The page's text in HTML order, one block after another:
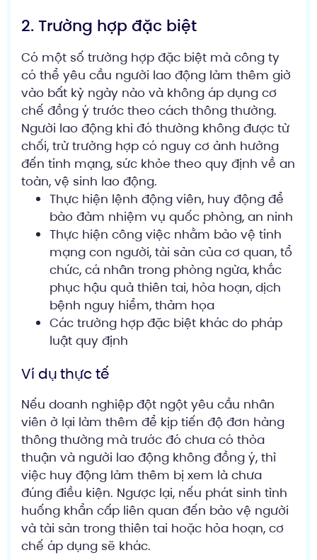
2. Trường hợp đặc biệt
Có một số trường hợp đặc biệt mà công ty
có thể yêu cầu người lao động làm thêm giờ
vào bất kỳ ngày nào và không áp dụng cơ
chế đồng ý trước theo cách thông thường.
Người lao động khi đó thường không được từ
chối, trừ trường hợp có nguy cơ ảnh hưởng
đến tính mạng, sức khỏe theo quy định về an
toàn, vệ sinh lao động.
Thực hiện lệnh động viên, huy động để
bảo đảm nhiệm vụ quốc phòng, an ninh
Thực hiện công việc nhằm bảo vệ tính
mạng con người, tài sản của cơ quan, tổ
chức, cá nhân trong phòng ngừa, khắc
phục hậu quả thiên tai, hỏa hoạn, dịch
bệnh nguy hiểm, thảm họa
Các trường hợp đặc biệt khác do pháp
luật quy định
Ví dụ thực tế
Nếu doanh nghiệp đột ngột yêu cầu nhân
viên ở lại làm thêm để kịp tiến độ đơn hàng
thông thường mà trước đó chưa có thỏa
thuận và người lao động không đồng ý, thì
việc huy động làm thêm bị xem là chưa
đúng điều kiện. Ngược lại, nếu phát sinh tình
huống khẩn cấp liên quan đến bảo vệ người
và tài sản trong thiên tai hoặc hỏa hoạn, cơ
chế áp dụng sẽ khác.